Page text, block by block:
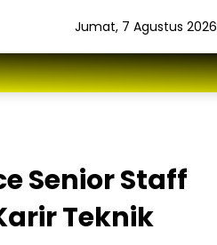
Jumat, 7 Agustus 2026
Senior Staff
Teknik